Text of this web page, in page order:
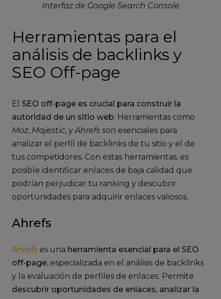
Interfaz de Google Search Console
Herramientas para el
análisis de backlinks y
SEO Off-page
El SEO off-page es crucial para construir la
autoridad de un sitio web. Herramientas como
Moz, Majestic, y Ahrefs son esenciales para
analizar el perfil de backlinks de tu sitio y el de
tus competidores. Con estas herramientas, es
posible identificar enlaces de baja calidad que
podrían perjudicar tu ranking y descubrir
oportunidades para adquirir enlaces valiosos.
Ahrefs
Ahrefs es una herramienta esencial para el SEO
off-page, especializada en el análisis de backlinks
y la evaluación de perfiles de enlaces. Permite
descubrir oportunidades de enlaces, analizar la